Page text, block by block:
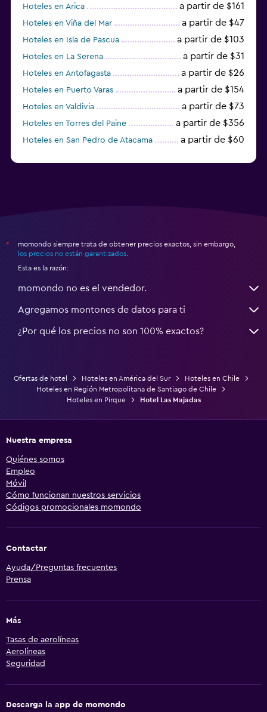
Hoteles en Arica a partir de $161
Hoteles en Viña del Mar a partir de $47
Hoteles en Isla de Pascua a partir de $103
Hoteles en La Serena a partir de $31
Hoteles en Antofagasta a partir de $26
Hoteles en Puerto Varas a partir de $154
Hoteles en Valdivia a partir de $73
Hoteles en Torres del Paine a partir de $356
Hoteles en San Pedro de Atacama a partir de $60
*
momondo siempre trata de obtener precios exactos, sin embargo,
los precios no están garantizados
Esta es la razón:
momondo no es el vendedor.
Agregamos montones de datos para ti
¿Por qué los precios no son 100% exactos?
Ofertas de hotel Hoteles en América del Sur
Hoteles en Chile
Hoteles en Región Metropolitana de Santiago de Chile
Hoteles en Pirque
Hotel Las Majadas
Nuestra empresa
Quiénes somos
Empleo
Móvil
Cómo funcionan nuestros servicios
Códigos promocionales momondo
Contactar
Ayuda/Preguntas frecuentes
Prensa
Más
Tasas de aerolíneas
Aerolíneas
Seguridad
Descarga la app de momondo